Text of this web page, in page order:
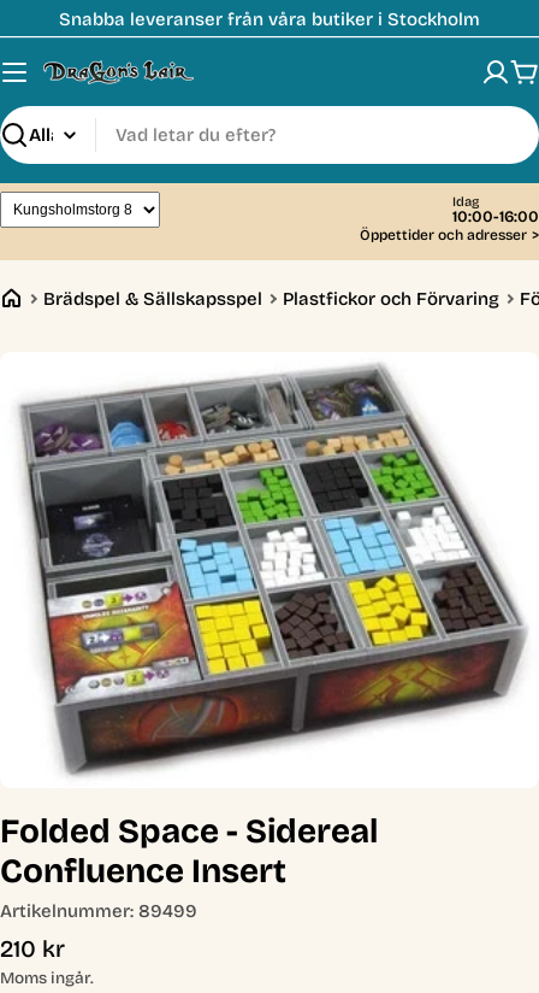
till
innehåll
Snabba leveranser från våra butiker i Stockholm
Sök
Idag
10:00-16:00
Öppettider och adresser >
Brädspel & Sällskapsspel Plastfickor och Förvaring
media 0 i modal
Folded Space - Sidereal
Confluence Insert
Artikelnummer: 89499
Ordinarie
pris
210 kr
Moms ingår.